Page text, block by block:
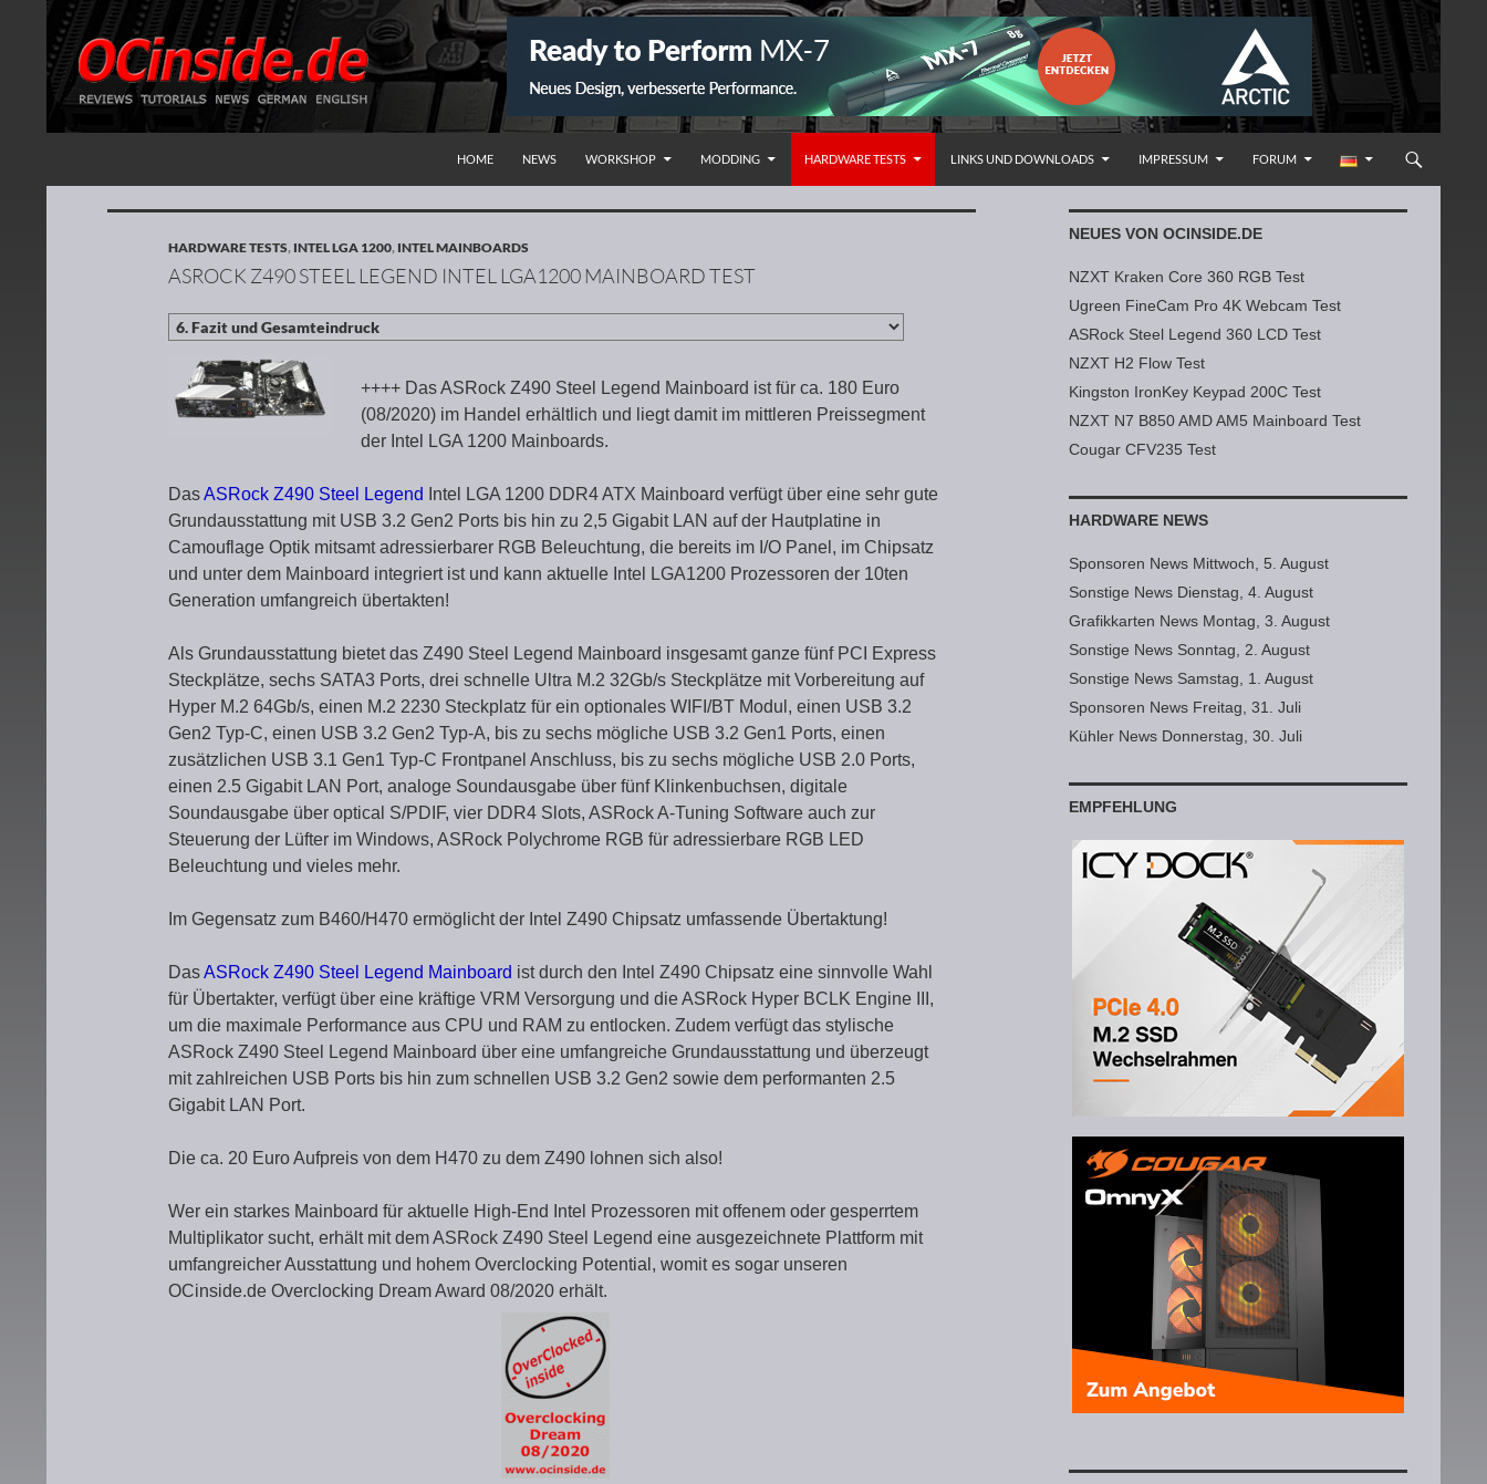
HOME
NEWS WORKSHOP MODDING HARDWARE TESTS LINKS UND DOWNLOADS IMPRESSUM FORUM
HARDWARE TESTS, INTEL LGA 1200, INTEL MAINBOARDS
ASROCK Z490 STEEL LEGEND INTEL LGA1200 MAINBOARD TEST
++++ Das ASRock Z490 Steel Legend Mainboard ist für ca. 180 Euro
(08/2020) im Handel erhältlich und liegt damit im mittleren Preissegment
der Intel LGA 1200 Mainboards.
DasASRock Z490 Steel Legend
Intel LGA 1200 DDR4 ATX Mainboard verfügt über eine sehr gute
Grundausstattung mit USB 3.2 Gen2 Ports bis hin zu 2,5 Gigabit LAN auf der Hautplatine in
Camouflage Optik mitsamt adressierbarer RGB Beleuchtung, die bereits im I/O Panel, im Chipsatz
und unter dem Mainboard integriert ist und kann aktuelle Intel LGA1200 Prozessoren der 10ten
Generation umfangreich übertakten!
Als Grundausstattung bietet das Z490 Steel Legend Mainboard insgesamt ganze fünf PCI Express
Steckplätze, sechs SATA3 Ports, drei schnelle Ultra M.2 32Gb/s Steckplätze mit Vorbereitung auf
Hyper M.2 64Gb/s, einen M.2 2230 Steckplatz für ein optionales WIFI/BT Modul, einen USB 3.2
Gen2 Typ-C, einen USB 3.2 Gen2 Typ-A, bis zu sechs mögliche USB 3.2 Gen1 Ports, einen
zusätzlichen USB 3.1 Gen1 Typ-C Frontpanel Anschluss, bis zu sechs mögliche USB 2.0 Ports,
einen 2.5 Gigabit LAN Port, analoge Soundausgabe über fünf Klinkenbuchsen, digitale
Soundausgabe über optical S/PDIF, vier DDR4 Slots, ASRock A-Tuning Software auch zur
Steuerung der Lüfter im Windows, ASRock Polychrome RGB für adressierbare RGB LED
Beleuchtung und vieles mehr.
Im Gegensatz zum B460/H470 ermöglicht der Intel Z490 Chipsatz umfassende Übertaktung!
DasASRock Z490 Steel Legend Mainboard ist durch den Intel Z490 Chipsatz eine sinnvolle Wahl
für Übertakter, verfügt über eine kräftige VRM Versorgung und die ASRock Hyper BCLK Engine III,
um die maximale Performance aus CPU und RAM zu entlocken. Zudem verfügt das stylische
ASRock Z490 Steel Legend Mainboard über eine umfangreiche Grundausstattung und überzeugt
mit zahlreichen USB Ports bis hin zum schnellen USB 3.2 Gen2 sowie dem performanten 2.5
Gigabit LAN Port.
Die ca. 20 Euro Aufpreis von dem H470 zu dem Z490 lohnen sich also!
Wer ein starkes Mainboard für aktuelle High-End Intel Prozessoren mit offenem oder gesperrtem
Multiplikator sucht, erhält mit dem ASRock Z490 Steel Legend eine ausgezeichnete Plattform mit
umfangreicher Ausstattung und hohem Overclocking Potential, womit es sogar unseren
OCinside.de Overclocking Dream Award 08/2020 erhält.
NEUES VON OCINSIDE.DE
NZXT Kraken Core 360 RGB Test
Ugreen FineCam Pro 4K Webcam Test
ASRock Steel Legend 360 LCD Test
NZXT H2 Flow Test
Kingston IronKey Keypad 200C Test
NZXT N7 B850 AMD AM5 Mainboard Test
Cougar CFV235 Test
HARDWARE NEWS
Sponsoren News Mittwoch, 5. August
Sonstige News Dienstag, 4. August
Grafikkarten News Montag, 3. August
Sonstige News Sonntag, 2. August
Sonstige News Samstag, 1. August
Sponsoren News Freitag, 31. Juli
Kühler News Donnerstag, 30. Juli
EMPFEHLUNG